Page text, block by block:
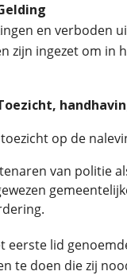
en verboden
zijn ingezet om in
op de
van politie
eerste lid
te doen die zij